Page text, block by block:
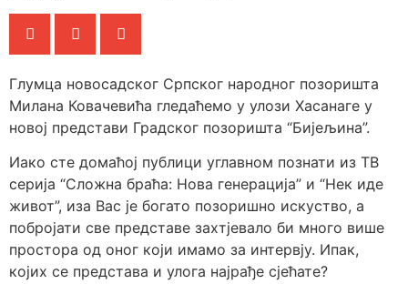
Глумца новосадског Српског народног позоришта
Милана Ковачевића гледаћемо у улози Хасанаге у
новој представи Градског позоришта “Бијељина”.
Иако сте домаћој публици углавном познати из ТВ
серија “Сложна браћа: Нова генерација” и “Нек иде
живот”, иза Вас је богато позоришно искуство, а
побројати све представе захтјевало би много више
простора од оног који имамо за интервју. Ипак,
којих се представа и улога најрађе сјећате?